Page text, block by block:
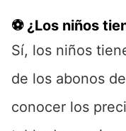
⚽ ¿Los niños
Sí, los niños
de los abonos
conocer los